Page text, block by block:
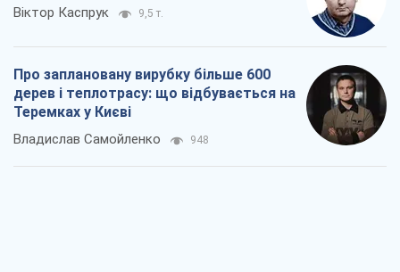
Віктор Каспрук 9,5 т.
Про заплановану вирубку більше 600
дерев і теплотрасу: що відбувається на
Теремках у Києві
Владислав Самойленко 948